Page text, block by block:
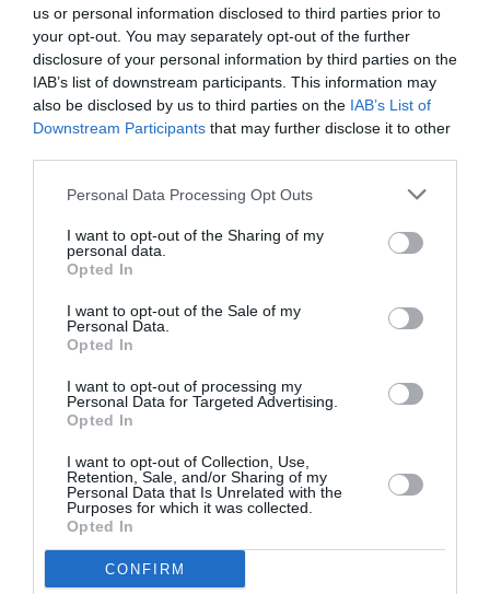
us or personal information disclosed to third parties prior to
your opt-out. You may separately opt-out of the further
disclosure of your personal information by third parties on the
IAB’s list of downstream participants. This information may
also be disclosed by us to third parties on the IAB’s List of
Downstream Participants that may further disclose it to other
Personal Data Processing Opt Outs
I want to opt-out of the Sharing of my
personal data.
Opted In
I want to opt-out of the Sale of my
Personal Data.
Opted In
I want to opt-out of processing my
Personal Data for Targeted Advertising.
Opted In
I want to opt-out of Collection, Use,
Retention, Sale, and/or Sharing of my
Personal Data that Is Unrelated with the
Purposes for which it was collected.
Opted In
CONFIRM
ATTUALITÀ
rafforzare assistenza e integrazione delle
vittime